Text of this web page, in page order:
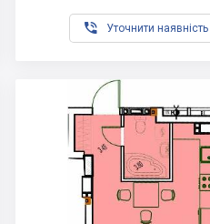
 Уточнити наявність